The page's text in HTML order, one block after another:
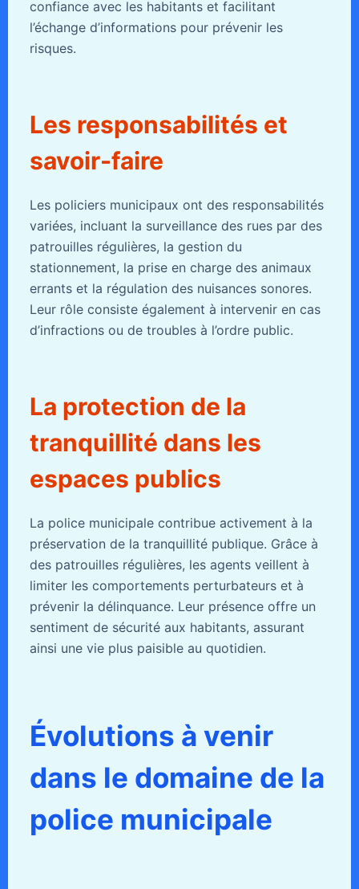
confiance avec les habitants et facilitant
l’échange d’informations pour prévenir les
risques.
Les responsabilités et
savoir-faire
Les policiers municipaux ont des responsabilités
variées, incluant la surveillance des rues par des
patrouilles régulières, la gestion du
stationnement, la prise en charge des animaux
errants et la régulation des nuisances sonores.
Leur rôle consiste également à intervenir en cas
d’infractions ou de troubles à l’ordre public.
La protection de la
tranquillité dans les
espaces publics
La police municipale contribue activement à la
préservation de la tranquillité publique. Grâce à
des patrouilles régulières, les agents veillent à
limiter les comportements perturbateurs et à
prévenir la délinquance. Leur présence offre un
sentiment de sécurité aux habitants, assurant
ainsi une vie plus paisible au quotidien.
Évolutions à venir
dans le domaine de la
police municipale